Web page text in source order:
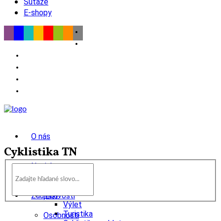
E-shopy
O nás
Novinky
Tipy
Výlet
Turistika
Zaujímavosti
Osobnosti
Cyklistika TN